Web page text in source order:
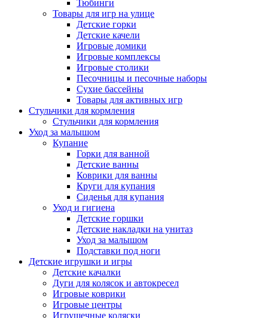
Тюбинги
Товары для игр на улице
Детские горки
Детские качели
Игровые домики
Игровые комплексы
Игровые столики
Песочницы и песочные наборы
Сухие бассейны
Товары для активных игр
Стульчики для кормления
Стульчики для кормления
Уход за малышом
Купание
Горки для ванной
Детские ванны
Коврики для ванны
Круги для купания
Сиденья для купания
Уход и гигиена
Детские горшки
Детские накладки на унитаз
Уход за малышом
Подставки под ноги
Детские игрушки и игры
Детские качалки
Дуги для колясок и автокресел
Игровые коврики
Игровые центры
Игрушечные коляски